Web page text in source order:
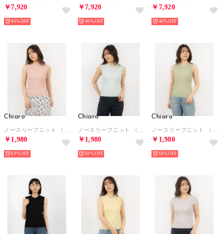
￥7,920
40%
￥7,920
40%
￥7,920
40%
Chiaro
￥1,980
69%
Chiaro
￥1,980
69%
Chiaro
￥1,980
69%